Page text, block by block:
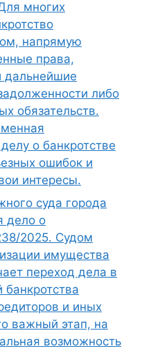
многих
напрямую
права,
дальнейшие
либо
обязательств.
о банкротстве
ошибок и
интересы.
суда города
дело о
2025. Судом
имущества
переход дела в
и иных
важный этап, на
возможность